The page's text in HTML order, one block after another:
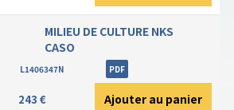
MILIEU DE CULTURE NKS
CASO
L1406347N PDF
243 € Ajouter au panier